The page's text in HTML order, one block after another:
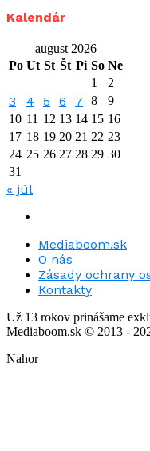
Kalendár
august 2026
Po Ut St Št Pi So Ne
1
2
3 4 5 6 7 8
9
10 11 12 13 14 15 16
17 18 19 20 21 22 23
24 25 26 27 28 29 30
31
« júl
Mediaboom.sk
O nás
Zásady ochrany
Kontakty
Už 13 rokov prinášame
Mediaboom.sk © 2013 -
Nahor